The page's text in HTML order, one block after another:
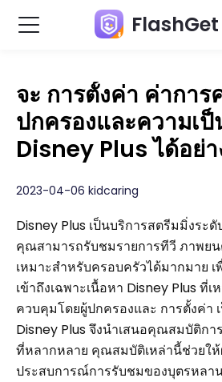
จะ การตั้งค่า ค่ากา
ปกครองและความเ
Disney Plus ได้อย่า
2023-04-06 kidcaring
Disney Plus เป็นบริการสตรีมมิ่งระ
คุณสามารถรับชมรายการทีวี ภาพย
เหมาะสำหรับครอบครัวได้มากมาย เ
เข้าถึงเฉพาะเนื้อหา Disney Plus ที่
ควบคุมโดยผู้ปกครองและ การตั้งค่า
Disney Plus จึงนำเสนอคุณสมบัติก
ที่หลากหลาย คุณสมบัติเหล่านี้ช่วยให้
ประสบการณ์การรับชมของบุตรหลา